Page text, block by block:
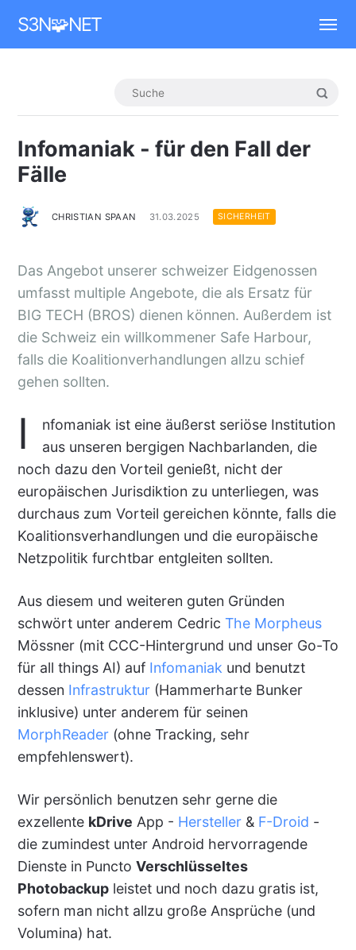
S3N🧩NET
Infomaniak - für den Fall der
Fälle
CHRISTIAN SPAAN 31.03.2025 SICHERHEIT
Das Angebot unserer schweizer Eidgenossen
umfasst multiple Angebote, die als Ersatz für
BIG TECH (BROS) dienen können. Außerdem ist
die Schweiz ein willkommener Safe Harbour,
falls die Koalitionverhandlungen allzu schief
gehen sollten.
I
nfomaniak ist eine äußerst seriöse Institution
aus unseren bergigen Nachbarlanden, die
noch dazu den Vorteil genießt, nicht der
europäischen Jurisdiktion zu unterliegen, was
durchaus zum Vorteil gereichen könnte, falls die
Koalitionsverhandlungen und die europäische
Netzpolitik furchtbar entgleiten sollten.
Aus diesem und weiteren guten Gründen
schwört unter anderem Cedric The Morpheus
Mössner (mit CCC-Hintergrund und unser Go-To
für all things AI) auf Infomaniak und benutzt
dessen Infrastruktur(Hammerharte Bunker
inklusive) unter anderem für seinen
MorphReader(ohne Tracking, sehr
empfehlenswert).
Wir persönlich benutzen sehr gerne die
exzellente kDrive App - Hersteller& F-Droid -
die zumindest unter Android hervorragende
Dienste in Puncto Verschlüsseltes
Photobackupleistet und noch dazu gratis ist,
sofern man nicht allzu große Ansprüche (und
Volumina) hat.